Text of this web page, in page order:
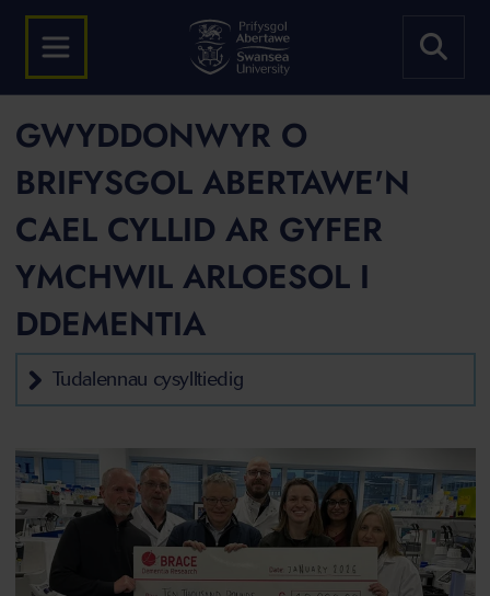
GWYDDONWYR O
BRIFYSGOL ABERTAWE'N
CAEL CYLLID AR GYFER
YMCHWIL ARLOESOL I
DDEMENTIA
Tudalennau cysylltiedig